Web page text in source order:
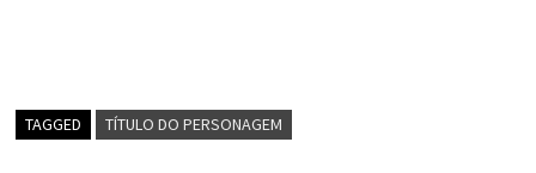
TAGGED TÍTULO DO PERSONAGEM